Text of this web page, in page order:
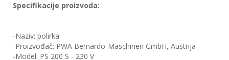
računari
za
zavarivanje
Specifikacije proizvoda:
-Naziv: polirka
-Proizvođač: PWA Bernardo-Maschinen GmbH, Austrija
-Model: PS 200 S - 230 V